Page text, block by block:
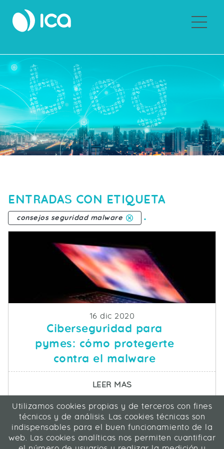
ENTRADAS CON ETIQUETA
consejos seguridad malware .
Fecha de publicacion
16 dic 2020
Ciberseguridad para
pymes: cómo protegerte
contra el malware
LEER MASSOBRE
ICA Informática y Comunicaciones Avanzadas SL
C/ La Rábida 27, 28039 Madrid
91 311 04 87
Utilizamos cookies propias y de terceros con fines
técnicos y de análisis. Las cookies técnicas son
indispensables para el buen funcionamiento de la
web. Las cookies analíticas nos permiten cuantificar